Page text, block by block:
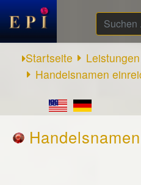
Suchen
...
Startseite
Leistungen
Handelsnamen